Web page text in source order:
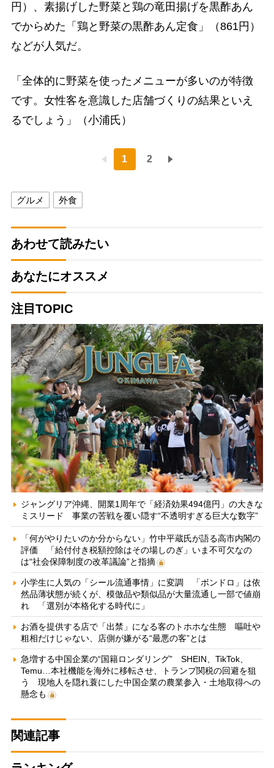
円）、素揚げした野菜と鶏の竜田揚げを黒酢あん
でからめた「鶏と野菜の黒酢あん定食」（861円）
などが人気だ。
「全体的に野菜を使ったメニューが多いのが特徴
です。女性客を意識した店舗づくりの結果といえ
るでしょう」（小浦氏）
1 2
グルメ 外食
あわせて読みたい
あなたにオススメ
注目TOPIC
ジャングリア沖縄、開業1周年で「経済効果494億円」の大きな
ミスリード 事業の苦戦を覆い隠す“不透明すぎる巨大な数字”
「何がやりたいのか分からない」竹中平蔵氏が語る高市内閣の
評価 「給付付き税額控除はその場しのぎ」いま不可欠なの
は“社会保障制度の改革議論”と指摘
小学生に人気の「シール流通事情」に変調 「ボンドロ」は依
然品薄状態が続くが、模倣品や類似品が大量流通し一部で値崩
れ 「選別が本格化する時代に」
お酒を提供する店で「出禁」になる客のトホホな生態 嘔吐や
粗相だけじゃない、店側が嫌がる“最悪の客”とは
急増する中国企業の“国籍ロンダリング” SHEIN、TikTok、
Temu…本社機能を海外に移転させ、トランプ関税の回避を狙
う 現地人を隠れ蓑にした中国企業の農業参入・土地取得への
懸念も
関連記事